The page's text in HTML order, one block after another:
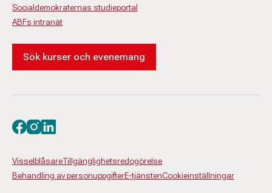
Socialdemokraternas studieportal
ABFs intranät
Sök kurser och evenemang
VisselblåsareTillgänglighetsredogörelse
Behandling av personuppgifterE-tjänstenCookieinställningar
Besök oss på facebook
Besök oss på instagram
Besök oss på linkedin